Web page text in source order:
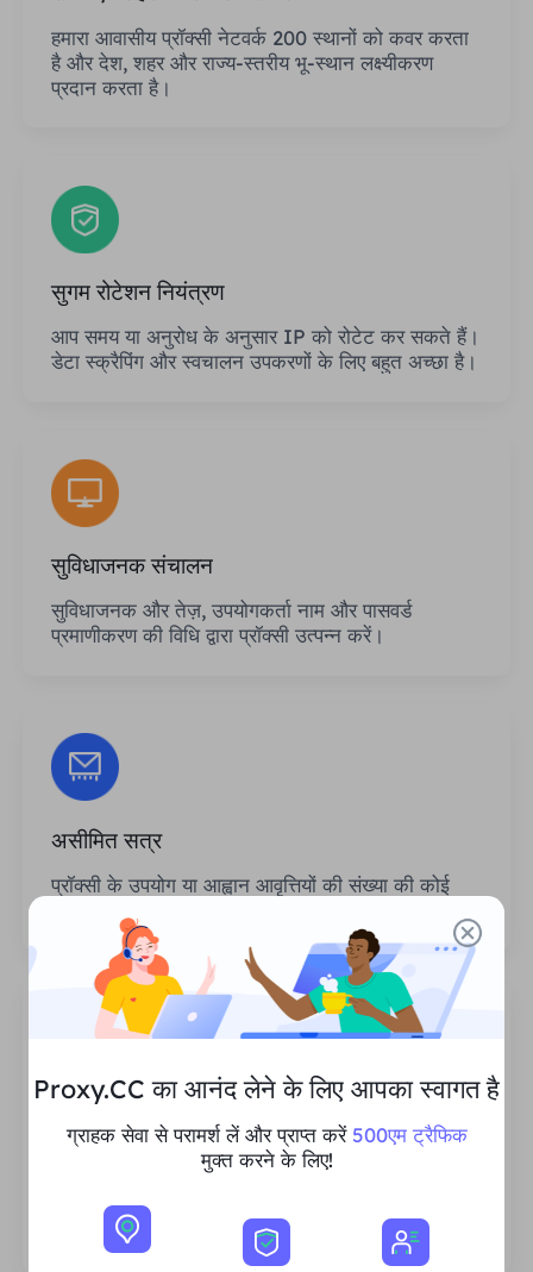
हमारा आवासीय प्रॉक्सी नेटवर्क 200 स्थानों को कवर करता
है और देश, शहर और राज्य-स्तरीय भू-स्थान लक्ष्यीकरण
प्रदान करता है।
सुगम रोटेशन नियंत्रण
आप समय या अनुरोध के अनुसार IP को रोटेट कर सकते हैं।
डेटा स्क्रैपिंग और स्वचालन उपकरणों के लिए बहुत अच्छा है।
सुविधाजनक संचालन
सुविधाजनक और तेज़, उपयोगकर्ता नाम और पासवर्ड
प्रमाणीकरण की विधि द्वारा प्रॉक्सी उत्पन्न करें।
असीमित सत्र
प्रॉक्सी के उपयोग या आह्वान आवृत्तियों की संख्या की कोई
समृद्ध आवासीय आईपी संसाधन
हम सुनिश्चित करते हैं कि हमारे आईपी प्रॉक्सी संसाधन स्थिर
करने के लिए वर्तमान प्रॉक्सी पूल का विस्तार करने का
लगातार प्रयास करते हैं।
Proxy.CC का आनंद लेने के लिए आपका स्वागत है
ग्राहक सेवा से परामर्श लें और प्राप्त करें 500एम ट्रैफिक
मुक्त करने के लिए!